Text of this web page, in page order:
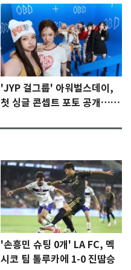
'JYP 걸그룹' 아워벌스데이,
첫 싱글 콘셉트 포토 공개…청
'손흥민 슈팅 0개' LA FC, 멕
시코 팀 톨루카에 1-0 진땀승